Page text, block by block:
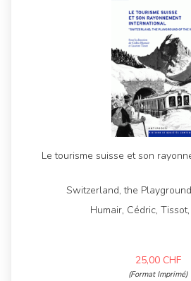
Le tourisme suisse et son
Switzerland, the
Humair, Cédric,
25,00 CHF
(Format Imprimé)